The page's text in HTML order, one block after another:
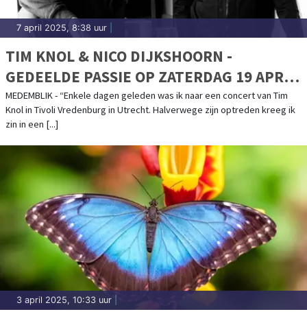
7 april 2025, 8:38 uur
TIM KNOL & NICO DIJKSHOORN -
GEDEELDE PASSIE OP ZATERDAG 19 APRIL
IN HET BON-THEATER
MEDEMBLIK - “Enkele dagen geleden was ik naar een concert van Tim
Knol in Tivoli Vredenburg in Utrecht. Halverwege zijn optreden kreeg ik
zin in een [...]
3 april 2025, 10:33 uur